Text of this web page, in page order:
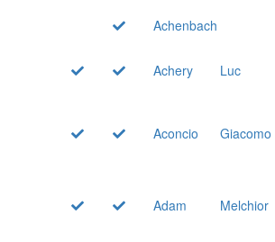
Achenbach
Achery
Luc
Aconcio Giacomo
Adam Melchior